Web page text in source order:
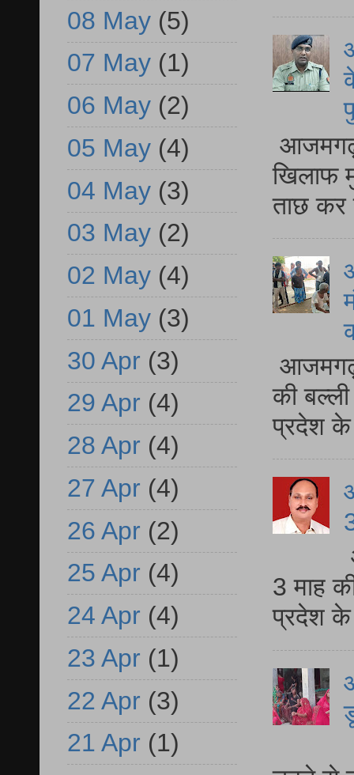
आजमगढ़
खिलाफ
ताछ कर
आजमगढ़
की
प्रदेश
3 माह
प्रदेश
08 May (5)
07 May (1)
06 May (2)
05 May (4)
04 May (3)
03 May (2)
02 May (4)
01 May (3)
30 Apr (3)
29 Apr (4)
28 Apr (4)
27 Apr (4)
26 Apr (2)
25 Apr (4)
24 Apr (4)
23 Apr (1)
22 Apr (3)
21 Apr (1)